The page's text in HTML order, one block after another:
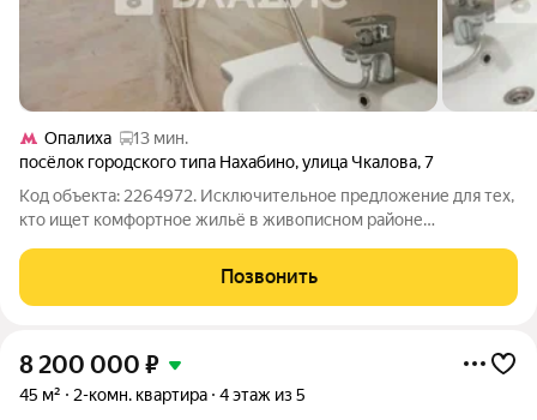
Опалиха
13 мин.
посёлок городского типа Нахабино,улица Чкалова,7
Код объекта: 2264972. Исключительное предложение для тех,
кто ищет комфортное жильё в живописном районе
адресу: городской округ Красногорск, посёлок городского типа
Нахабино, улица Чкалова, 7.
Позвонить
8 200 000 ₽
45 м² 2-комн. квартира 4 этаж из 5